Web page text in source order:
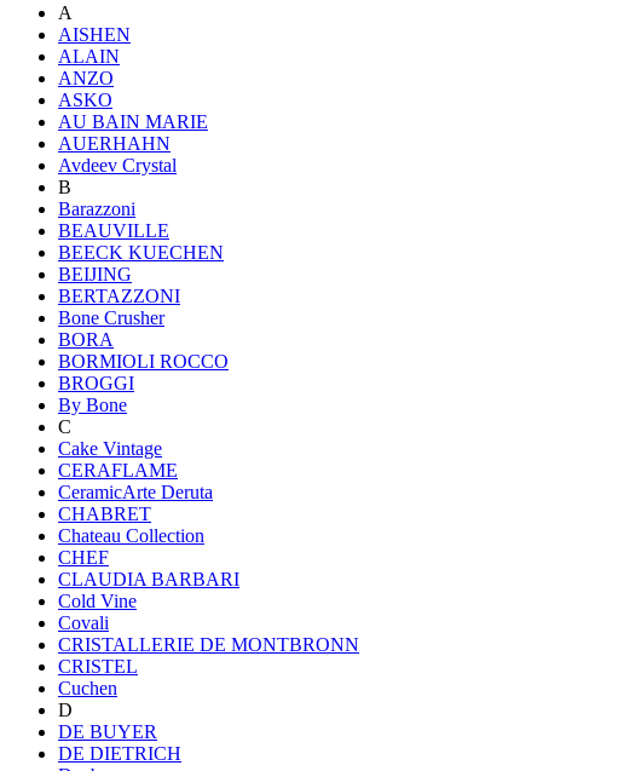
A
AISHEN
ALAIN
ANZO
ASKO
AU BAIN MARIE
AUERHAHN
Avdeev Crystal
B
Barazzoni
BEAUVILLE
BEECK KUECHEN
BEIJING
BERTAZZONI
Bone Crusher
BORA
BORMIOLI ROCCO
BROGGI
By Bone
C
Cake Vintage
CERAFLAME
CeramicArte Deruta
CHABRET
Chateau Collection
CHEF
CLAUDIA BARBARI
Cold Vine
Covali
CRISTALLERIE DE MONTBRONN
CRISTEL
Cuchen
D
DE BUYER
DE DIETRICH